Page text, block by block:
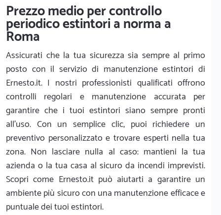
Prezzo medio per controllo
periodico estintori a norma a
Roma
Assicurati che la tua sicurezza sia sempre al primo
posto con il servizio di manutenzione estintori di
Ernesto.it. I nostri professionisti qualificati offrono
controlli regolari e manutenzione accurata per
garantire che i tuoi estintori siano sempre pronti
all'uso. Con un semplice clic, puoi richiedere un
preventivo personalizzato e trovare esperti nella tua
zona. Non lasciare nulla al caso: mantieni la tua
azienda o la tua casa al sicuro da incendi imprevisti.
Scopri come Ernesto.it può aiutarti a garantire un
ambiente più sicuro con una manutenzione efficace e
puntuale dei tuoi estintori.